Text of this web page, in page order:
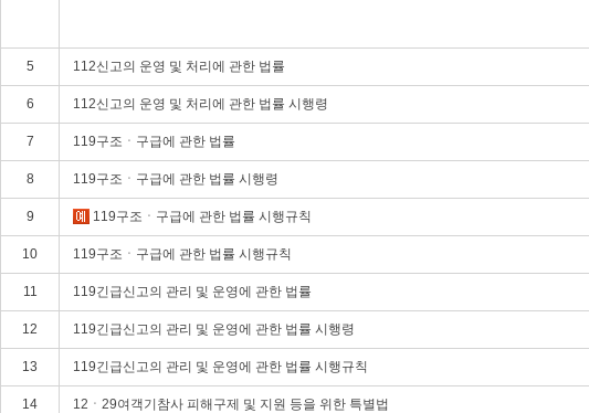
5 112신고의 운영 및 처리에 관한 법률
6 112신고의 운영 및 처리에 관한 법률 시행령
7 119구조ㆍ구급에 관한 법률
8 119구조ㆍ구급에 관한 법률 시행령
9 119구조ㆍ구급에 관한 법률 시행규칙
10 119구조ㆍ구급에 관한 법률 시행규칙
11 119긴급신고의 관리 및 운영에 관한 법률
12 119긴급신고의 관리 및 운영에 관한 법률 시행령
13 119긴급신고의 관리 및 운영에 관한 법률 시행규칙
14 12ㆍ29여객기참사 피해구제 및 지원 등을 위한 특별법